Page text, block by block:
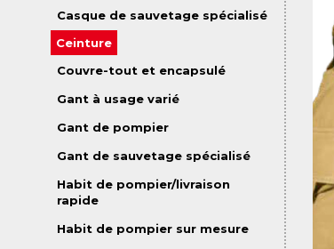
Casque de sauvetage spécialisé
Ceinture
Couvre-tout et encapsulé
Gant à usage varié
Gant de pompier
Gant de sauvetage spécialisé
Habit de pompier/livraison
rapide
Habit de pompier sur mesure